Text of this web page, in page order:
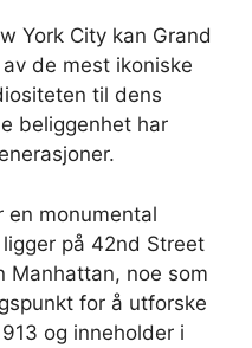
York City kan Grand
de mest ikoniske
til dens
beliggenhet har
en monumental
på 42nd Street
Manhattan, noe som
for å utforske
og inneholder i